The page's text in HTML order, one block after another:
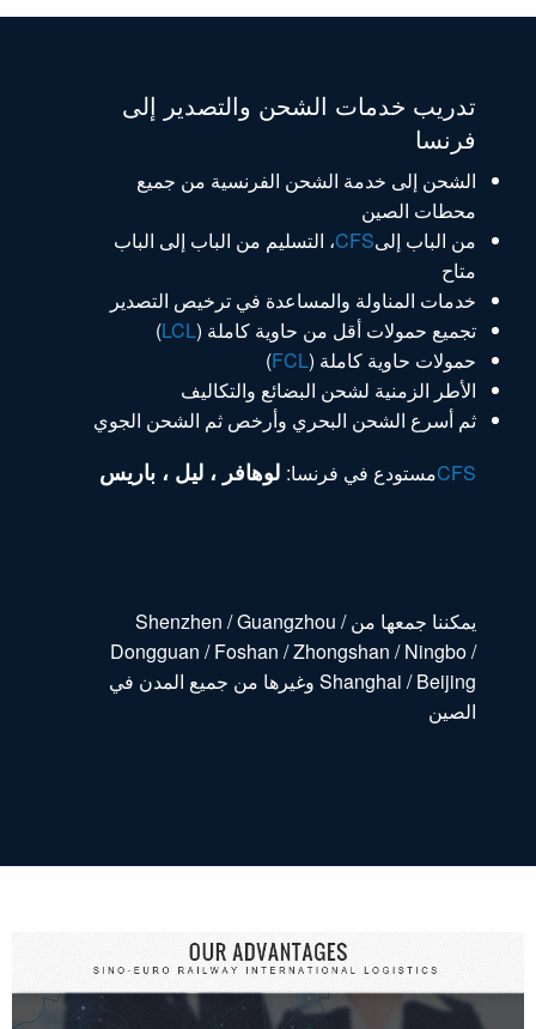
تدريب خدمات الشحن والتصدير إلى
فرنسا
الشحن إلى خدمة الشحن الفرنسية من جميع
محطات الصين
من الباب إلىCFS، التسليم من الباب إلى الباب
متاح
خدمات المناولة والمساعدة في ترخيص التصدير
تجميع حمولات أقل من حاوية كاملة (LCL
)
حمولات حاوية كاملة (FCL
)
الأطر الزمنية لشحن البضائع والتكاليف
ثم أسرع الشحن البحري وأرخص ثم الشحن الجوي
CFSمستودع في فرنسا: لوهافر ، ليل ، باريس
يمكننا جمعها من Shenzhen / Guangzhou /
Dongguan / Foshan / Zhongshan / Ningbo /
Shanghai / Beijing وغيرها من جميع المدن في
الصين